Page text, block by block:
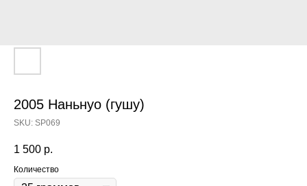
2005 Наньнуо (гушу)
SKU: SP069
1 500 р.
Количество